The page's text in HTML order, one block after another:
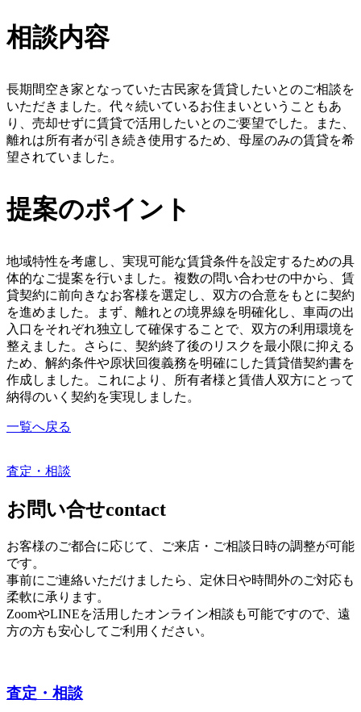
相談内容
長期間空き家となっていた古民家を賃貸したいとのご相談を
いただきました。代々続いているお住まいということもあ
り、売却せずに賃貸で活用したいとのご要望でした。また、
離れは所有者が引き続き使用するため、母屋のみの賃貸を希
望されていました。
提案のポイント
地域特性を考慮し、実現可能な賃貸条件を設定するための具
体的なご提案を行いました。複数の問い合わせの中から、賃
貸契約に前向きなお客様を選定し、双方の合意をもとに契約
を進めました。まず、離れとの境界線を明確化し、車両の出
入口をそれぞれ独立して確保することで、双方の利用環境を
整えました。さらに、契約終了後のリスクを最小限に抑える
ため、解約条件や原状回復義務を明確にした賃貸借契約書を
作成しました。これにより、所有者様と賃借人双方にとって
納得のいく契約を実現しました。
一覧へ戻る
査定・相談
お問い合せcontact
お客様のご都合に応じて、ご来店・ご相談日時の調整が可能
です。
事前にご連絡いただけましたら、定休日や時間外のご対応も
柔軟に承ります。
ZoomやLINEを活用したオンライン相談も可能ですので、遠
方の方も安心してご利用ください。
査定・相談